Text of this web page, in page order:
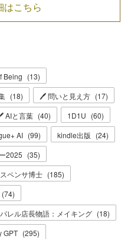
はこちら
Being (13)
(18) 🖊 問いと見え方 (17)
AIと言葉 (40) 1D1U (60)
AI (99) kindle出版 (24)
2025 (35)
ペンサ博士 (185)
(74)
レル店長物語：メイキング (18)
GPT (295)